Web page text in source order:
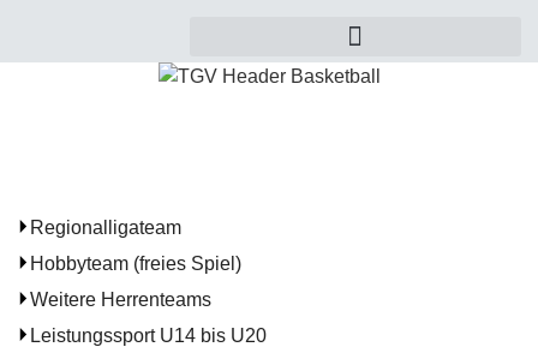
Regionalligateam
Hobbyteam (freies Spiel)
Weitere Herrenteams
Leistungssport U14 bis U20